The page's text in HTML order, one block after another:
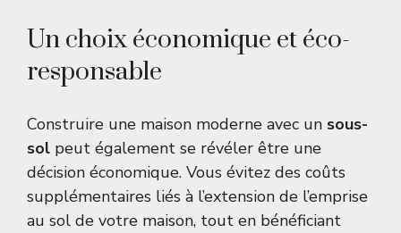
Un choix économique et éco-
responsable
Construire une maison moderne avec un sous-
sol peut également se révéler être une
décision économique. Vous évitez des coûts
supplémentaires liés à l’extension de l’emprise
au sol de votre maison, tout en bénéficiant